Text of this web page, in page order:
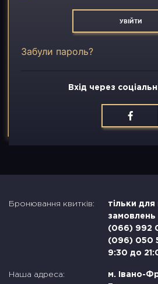
Контакти
УВІЙТИ
Забули пароль?
Вхід через
Бронювання квитків:
тільки
замовлень
(066) 992
(096) 050
9:30 до
Наша адреса:
м. Івано-